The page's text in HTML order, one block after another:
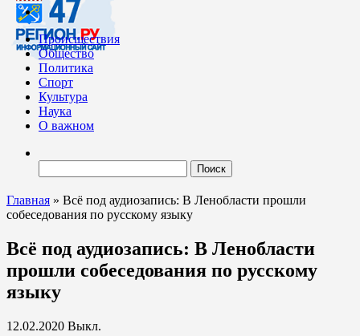
Происшествия
Общество
Политика
Спорт
Культура
Наука
О важном
Главная » Всё под аудиозапись: В Ленобласти прошли
собеседования по русскому языку
Всё под аудиозапись: В Ленобласти
прошли собеседования по русскому
языку
12.02.2020 Выкл.